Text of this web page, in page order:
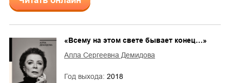
«Всему на этом свете бывает конец…»
Алла Сергеевна Демидова
Год выхода: 2018